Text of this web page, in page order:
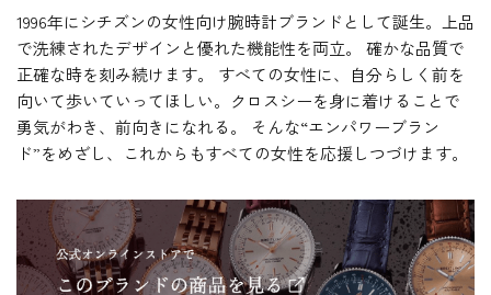
1996年にシチズンの女性向け腕時計ブランドとして誕生。上品
で洗練されたデザインと優れた機能性を両立。
確かな品質で
正確な時を刻み続けます。
すべての女性に、自分らしく前を
向いて歩いていってほしい。クロスシーを身に着けることで
勇気がわき、前向きになれる。
そんな“エンパワーブラン
ド”をめざし、これからもすべての女性を応援しつづけます。